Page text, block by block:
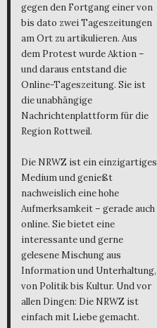
gegen den Fortgang einer von
bis dato zwei Tageszeitungen
am Ort zu artikulieren. Aus
dem Protest wurde Aktion –
und daraus entstand die
Online-Tageszeitung. Sie ist
die unabhängige
Nachrichtenplattform für die
Region Rottweil.
Die NRWZ ist ein einzigartiges
Medium und genießt
nachweislich eine hohe
Aufmerksamkeit – gerade auch
online. Sie bietet eine
interessante und gerne
gelesene Mischung aus
Information und Unterhaltung,
von Politik bis Kultur. Und vor
allen Dingen: Die NRWZ ist
einfach mit Liebe gemacht.